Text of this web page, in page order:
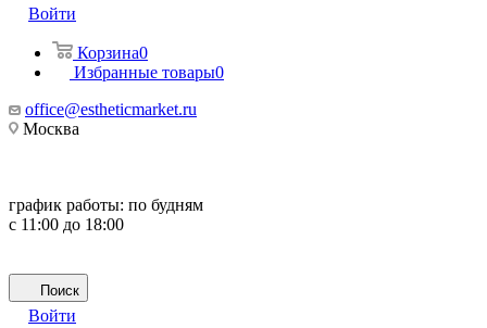
Войти
Корзина0
Избранные товары0
office@estheticmarket.ru
Москва
график работы: по будням
с 11:00 до 18:00
Поиск
Войти